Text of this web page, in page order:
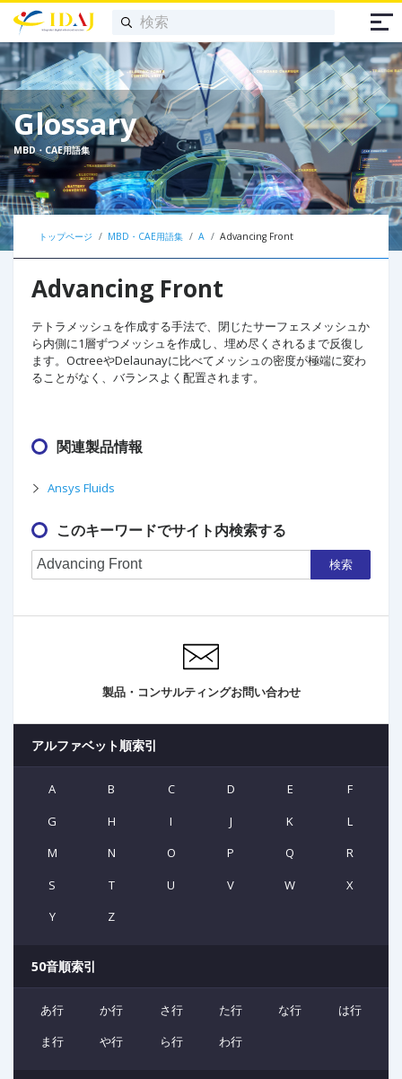
Glossary
MBD・CAE用語集
トップページ MBD・CAE用語集 A Advancing Front
Advancing Front
テトラメッシュを作成する手法で、閉じたサーフェスメッシュか
ら内側に1層ずつメッシュを作成し、埋め尽くされるまで反復し
ます。OctreeやDelaunayに比べてメッシュの密度が極端に変わ
ることがなく、バランスよく配置されます。
関連製品情報
Ansys Fluids
このキーワードでサイト内検索する
検索
製品・コンサルティングお問い合わせ
アルファベット順索引
A B C D E
F
G
H I J K
L
M
N O P Q
R
S
T U V W
X
Y
Z
50音順索引
あ行 か行 さ行 た行 な行
は行
ま行
や行 ら行 わ行